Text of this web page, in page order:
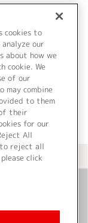
ンシスモノロー
へ
cookies to
our
about how we
cookie. We
of our
combine
to them
their
for our
All
to reject all
click